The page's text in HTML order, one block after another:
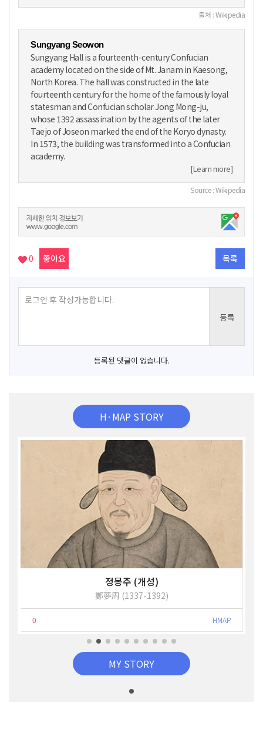
출처 : Wikipedia
Sungyang Seowon
Sungyang Hall is a fourteenth-century Confucian
academy located on the side of Mt. Janam in Kaesong,
North Korea. The hall was constructed in the late
fourteenth century for the home of the famously loyal
statesman and Confucian scholar Jong Mong-ju,
whose 1392 assassination by the agents of the later
Taejo of Joseon marked the end of the Koryo dynasty.
In 1573, the building was transformed into a Confucian
academy.
[Learn more]
Source : Wikipedia
0 좋아요 목록
등록된 댓글이 없습니다.
H·MAP STORY
왕건왕릉
현릉
0 HMAP
MY STORY